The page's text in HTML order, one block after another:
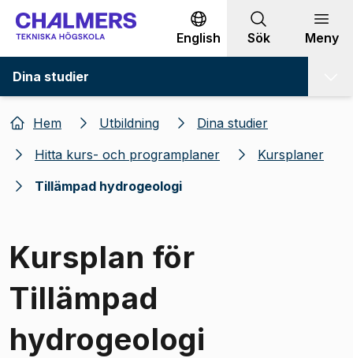
Gå till innehållet
English Sök Meny
Dina studier
Hem Utbildning
Dina studier
Hitta kurs- och programplaner
Kursplaner
Tillämpad hydrogeologi
Kursplan för
Tillämpad
hydrogeologi